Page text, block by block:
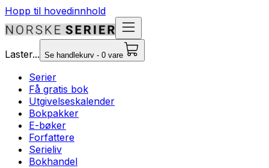
Hopp til hovedinnhold
Laster... Se handlekurv - 0 vare
Serier
Få gratis bok
Utgivelseskalender
Bokpakker
E-bøker
Forfattere
Serieliv
Bokhandel